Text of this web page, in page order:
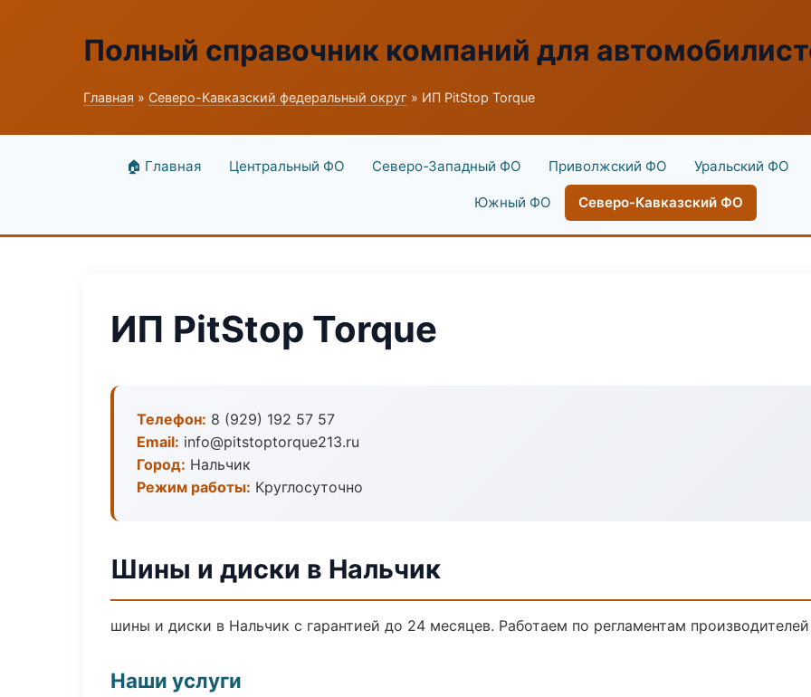
Полный справочник компаний для
Главная » Северо-Кавказский федеральный округ » ИП PitStop Torque
🏠 Главная Центральный ФО Северо-Западный ФО Приволжский ФО Уральский ФО
Южный ФО Северо-Кавказский ФО
ИП PitStop Torque
Телефон: 8 (929) 192 57 57
Email: info@pitstoptorque213.ru
Город: Нальчик
Режим работы: Круглосуточно
Шины и диски в Нальчик
шины и диски в Нальчик с гарантией до 24 месяцев. Работаем по регламентам
Наши услуги